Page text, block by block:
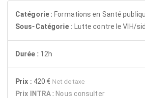
Catégorie : Formations en Santé
Sous-Catégorie :
Lutte contre le VIH/
Durée : 12h
Prix : 420 € Net de taxe
Prix INTRA : Nous consulter